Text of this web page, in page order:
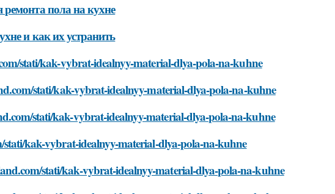
пола на кухне
и как их устранить
stati/kak-vybrat-idealnyy-material-dlya-pola-na-kuhne
stati/kak-vybrat-idealnyy-material-dlya-pola-na-kuhne
stati/kak-vybrat-idealnyy-material-dlya-pola-na-kuhne
kak-vybrat-idealnyy-material-dlya-pola-na-kuhne
stati/kak-vybrat-idealnyy-material-dlya-pola-na-kuhne